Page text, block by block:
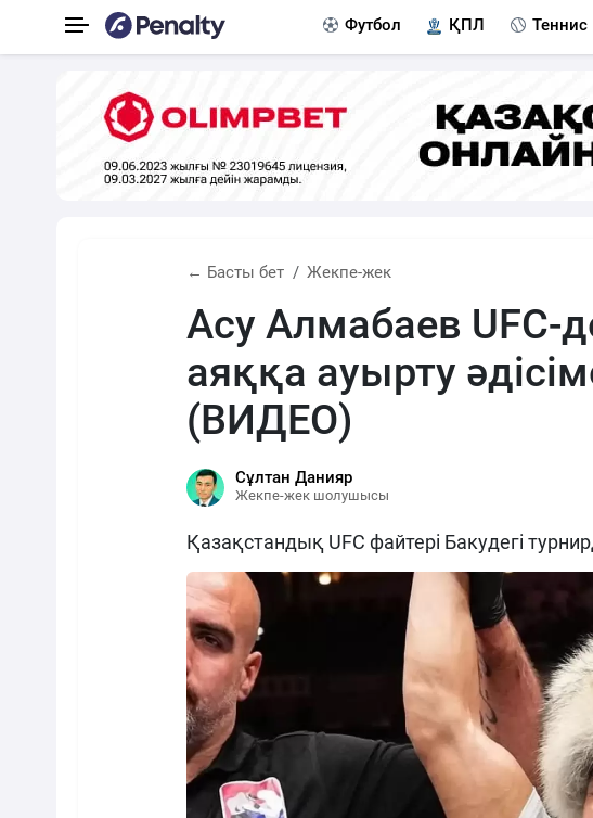
Футбол ҚПЛ Теннис
← Басты бет Жекпе-жек
Асу Алмабаев
аяққа ауырту
(ВИДЕО)
Сұлтан Данияр
Жекпе-жек шолушысы
Қазақстандық UFC файтері Бакудегі